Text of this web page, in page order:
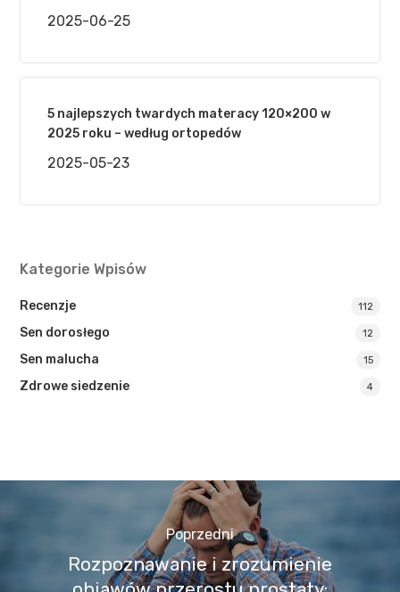
2025-06-25
5 najlepszych twardych materacy 120×200 w
2025 roku – według ortopedów
2025-05-23
Kategorie Wpisów
Recenzje 112
Sen dorosłego 12
Sen malucha 15
Zdrowe siedzenie 4
Poprzedni
Rozpoznawanie i zrozumienie